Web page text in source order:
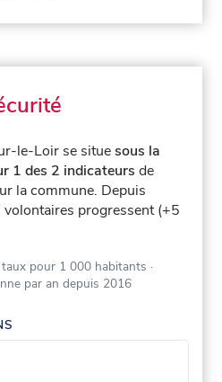
le-Loir se situesous la
1 des 2 indicateurs de
la commune. Depuis
progressent (+5
pour 1 000 habitants ·
par an depuis 2016